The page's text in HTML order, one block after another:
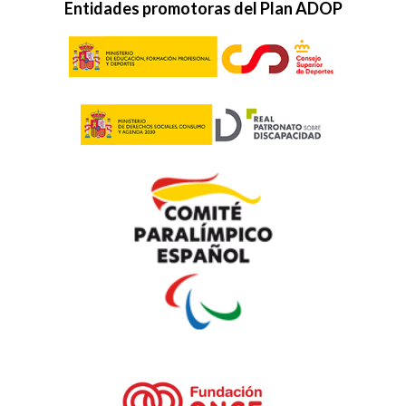
Entidades promotoras del Plan ADOP